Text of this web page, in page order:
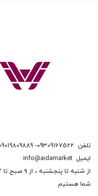
تلفن 09309167522- 09019809889
ایمیل info@aidamarket
شما هستیم